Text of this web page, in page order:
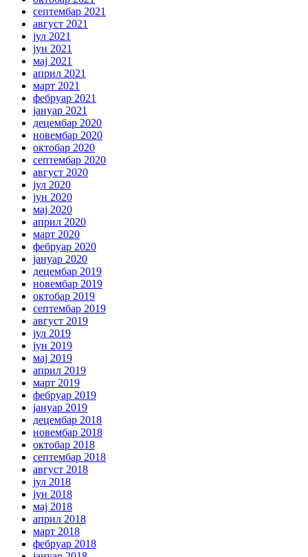
септембар 2021
август 2021
јул 2021
јун 2021
мај 2021
април 2021
март 2021
фебруар 2021
јануар 2021
децембар 2020
новембар 2020
октобар 2020
септембар 2020
август 2020
јул 2020
јун 2020
мај 2020
април 2020
март 2020
фебруар 2020
јануар 2020
децембар 2019
новембар 2019
октобар 2019
септембар 2019
август 2019
јул 2019
јун 2019
мај 2019
април 2019
март 2019
фебруар 2019
јануар 2019
децембар 2018
новембар 2018
октобар 2018
септембар 2018
август 2018
јул 2018
јун 2018
мај 2018
април 2018
март 2018
фебруар 2018